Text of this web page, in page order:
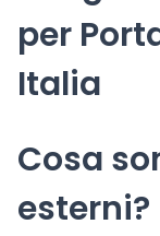
per
Italia
Cosa
esterni?